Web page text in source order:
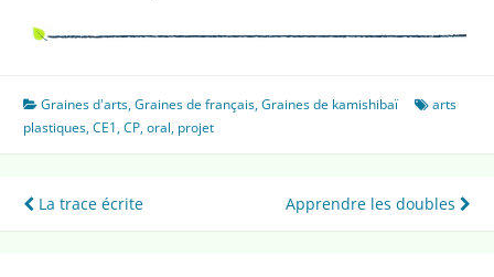
Graines d'arts,Graines de français,Graines de kamishibaï
arts
plastiques,CE1,CP,oral, projet
Navigation
de
La trace écrite Apprendre les doubles